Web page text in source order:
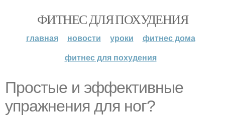
ФИТНЕС ДЛЯ ПОХУДЕНИЯ
главная новости уроки
фитнес дома
фитнес для похудения
Простые и эффективные
упражнения для ног?